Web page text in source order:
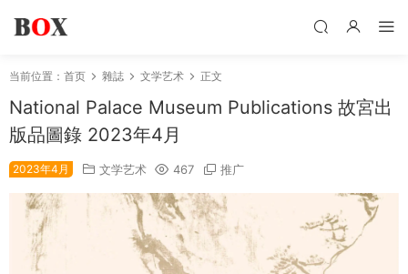
当前位置： 首页 雜誌 文学艺术 正文
National Palace Museum Publications 故宮出
版品圖錄 2023年4月
2023年4月 文学艺术 467 推广